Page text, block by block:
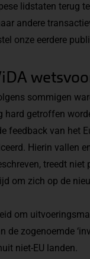
lidstaten terug
andere
onze eerdere
sommigen
hard getroffen
feedback van het
Hierin vallen
treedt
om zich op de
om
de zogenoemde
niet-EU landen.